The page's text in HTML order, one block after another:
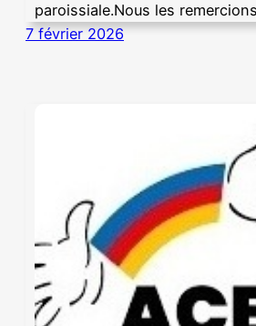
paroissiale.Nous les
7 février 2026